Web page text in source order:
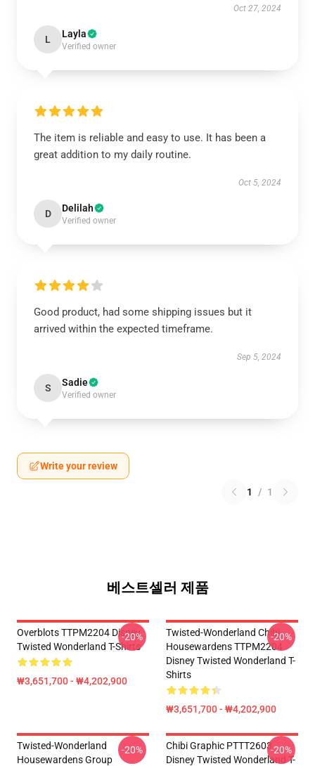
Oct 27, 2024
L Layla
Verified owner
The item is reliable and easy to use. It has been a
great addition to my daily routine.
Oct 5, 2024
D Delilah
Verified owner
Good product, had some shipping issues but it
arrived within the expected timeframe.
Sep 5, 2024
S Sadie
Verified owner
Write your review
1 / 1
베스트셀러 제품
Overblots TTPM2204 Disney
Twisted Wonderland T-Shirts
₩3,651,700 - ₩4,202,900
-20%
Twisted-Wonderland Chibi
Housewardens TTPM2204
Disney Twisted Wonderland T-
Shirts
₩3,651,700 - ₩4,202,900
-20%
Twisted-Wonderland
Housewardens Group
-20%
Chibi Graphic PTTT2603
Disney Twisted Wonderland T-
-20%